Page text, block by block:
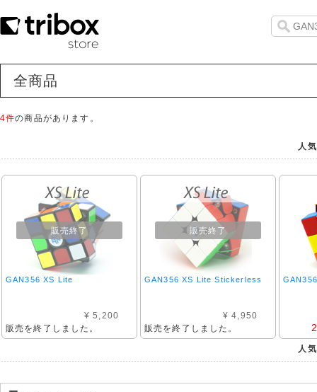
全商品
4件の商品があります。
人
販売終了
GAN356 XS Lite
¥ 5,200
販売を終了しました。
販売終了
GAN356 XS Lite Stickerless
¥ 4,950
販売を終了しました。
人